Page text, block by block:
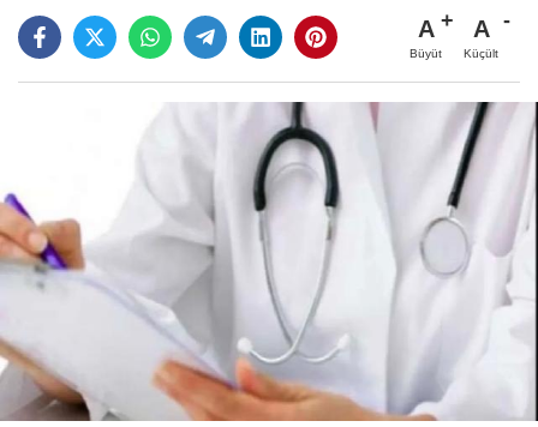
A
Büyüt
A
Küçült